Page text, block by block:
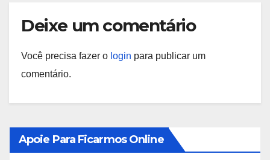
Deixe um comentário
Você precisa fazer o login para publicar um
comentário.
Apoie Para Ficarmos Online